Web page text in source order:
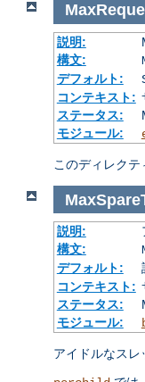
説明:
構文:
デフォルト:
コンテキスト:
ステータス:
モジュール:
このディレクテ
説明:
構文:
デフォルト:
コンテキスト:
ステータス:
モジュール:
アイドルなスレ